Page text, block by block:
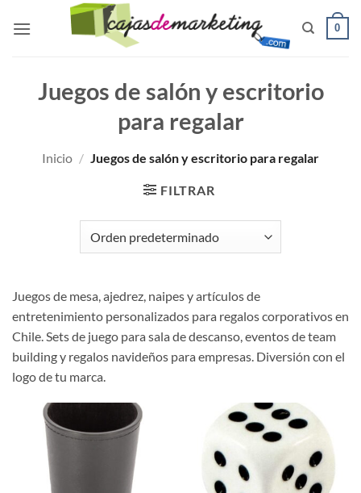
0
Juegos de salón y escritorio
para regalar
Inicio / Juegos de salón y escritorio para regalar
FILTRAR
Juegos de mesa, ajedrez, naipes y artículos de
entretenimiento personalizados para regalos corporativos en
Chile. Sets de juego para sala de descanso, eventos de team
building y regalos navideños para empresas. Diversión con el
logo de tu marca.